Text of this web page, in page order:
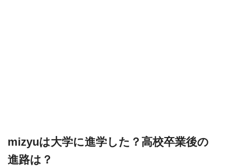
mizyuは大学に進学した？高校卒業後の
進路は？